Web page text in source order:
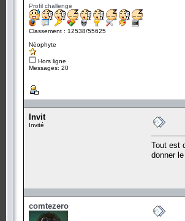
Profil challenge
Classement : 12538/55625
Néophyte
Hors ligne
Messages: 20
Invit
Invité
Tout est
donner
comtezero